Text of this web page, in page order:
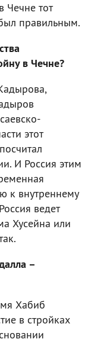
Чечне тот
правильным.
в Чечне?
этот
И Россия этим
к внутреннему
ведет
Хусейна или
–
Хабиб
в стройках